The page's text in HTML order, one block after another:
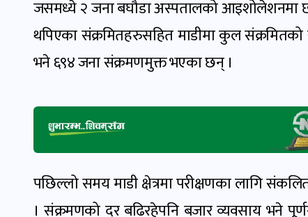
जसमध्ये २ जना बघौडा अस्पतालको आइशोलेशनमा
थपिएका संक्रमितहरुसहित माडीमा कुल
भने ६९४ जना संक्रमणमुक्त भएका छन् ।
पछिल्लो समय माडी क्षेत्रमा परीक्षणका लागि
। संक्रमणको दर बढिरहेपनि बजार व्यवसाय भने